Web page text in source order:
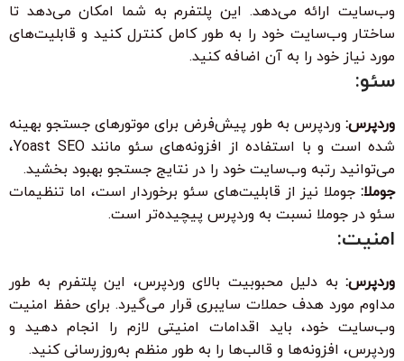
وب‌سایت ارائه می‌دهد. این پلتفرم به شما امکان می‌دهد تا
ساختار وب‌سایت خود را به طور کامل کنترل کنید و قابلیت‌های
مورد نیاز خود را به آن اضافه کنید.
سئو:
وردپرس: وردپرس به طور پیش‌فرض برای موتورهای جستجو بهینه
شده است و با استفاده از افزونه‌های سئو مانند Yoast SEO،
می‌توانید رتبه وب‌سایت خود را در نتایج جستجو بهبود بخشید.
جوملا: جوملا نیز از قابلیت‌های سئو برخوردار است، اما تنظیمات
سئو در جوملا نسبت به وردپرس پیچیده‌تر است.
امنیت:
وردپرس: به دلیل محبوبیت بالای وردپرس، این پلتفرم به طور
مداوم مورد هدف حملات سایبری قرار می‌گیرد. برای حفظ امنیت
وب‌سایت خود، باید اقدامات امنیتی لازم را انجام دهید و
وردپرس، افزونه‌ها و قالب‌ها را به طور منظم به‌روزرسانی کنید.